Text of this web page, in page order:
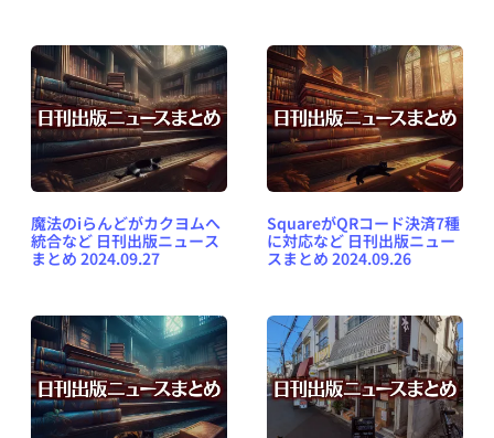
2024.10.01
魔法のiらんどがカクヨムへ
統合など 日刊出版ニュース
まとめ 2024.09.27
SquareがQRコード決済7種
に対応など 日刊出版ニュー
スまとめ 2024.09.26